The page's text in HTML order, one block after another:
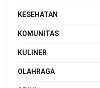
KESEHATAN
KOMUNITAS
KULINER
OLAHRAGA